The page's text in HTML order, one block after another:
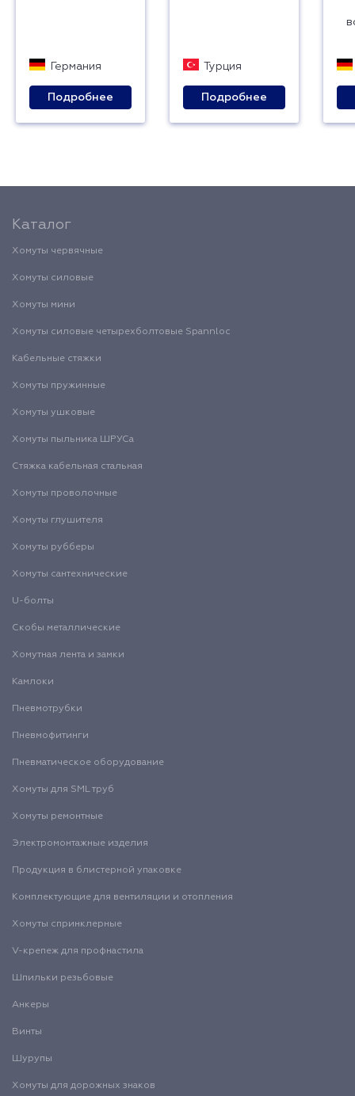
Германия
Подробнее
Турция
Подробнее
Каталог
Хомуты червячные
Хомуты силовые
Хомуты мини
Хомуты силовые четырехболтовые Spannloc
Кабельные стяжки
Хомуты пружинные
Хомуты ушковые
Хомуты пыльника ШРУСа
Стяжка кабельная стальная
Хомуты проволочные
Хомуты глушителя
Хомуты рубберы
Хомуты сантехнические
U-болты
Скобы металлические
Хомутная лента и замки
Камлоки
Пневмотрубки
Пневмофитинги
Пневматическое оборудование
Хомуты для SML труб
Хомуты ремонтные
Электромонтажные изделия
Продукция в блистерной упаковке
Комплектующие для вентиляции и отопления
Хомуты спринклерные
V-крепеж для профнастила
Шпильки резьбовые
Анкеры
Винты
Шурупы
Хомуты для дорожных знаков